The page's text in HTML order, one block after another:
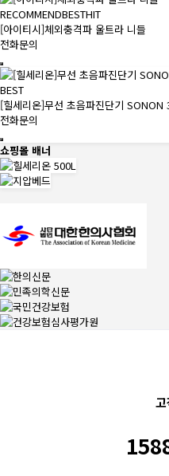
RECOMMENDBESTHIT
[아이티시]체외충격파 울트라 니들
전화문의
BEST
[힐세리온]무선 초음파진단기 SONON
전화문의
쇼핑몰 배너